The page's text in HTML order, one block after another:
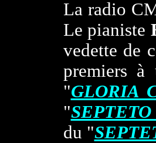
La radio
Le pianiste
vedette de
premiers à
"GLORIA
"
du "